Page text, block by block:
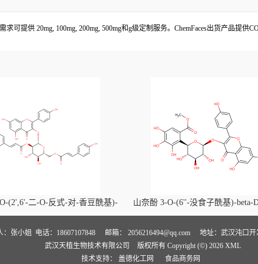
可提供 20mg, 100mg, 200mg, 500mg和g级定制服务。ChemFaces出货产品提供
(2',6'-二-O-反式-对-香豆酰基)-
葡萄糖苷价格, Kaempferol-3-O-
O-trans-p-coumaroyl)-beta-D-
对照品, CAS号:121651-61-4
山奈酚 3-O-(6''-没食子酰基)-beta-
萄糖苷价格, Kaempferol 3-O-(6''-
beta-D-glucopyranoside对照品,
号:56317-05-6
：张小姐 电话：18607107848 邮箱： 2056216494@qq.com
地址：武汉沌口开
武汉天植生物技术有限公司
版权所有 Copyright (©) 2026 XML
技术支持： 盖德化工网 食品商务网